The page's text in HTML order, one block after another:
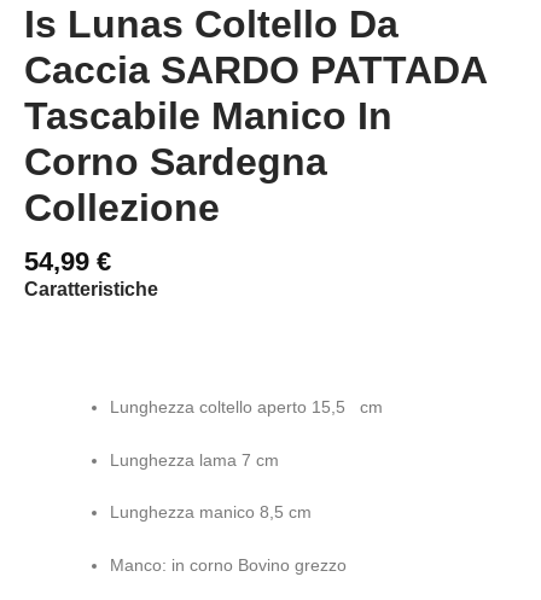
Is Lunas Coltello Da
Caccia SARDO PATTADA
Tascabile Manico In
Corno Sardegna
Collezione
54,99 €
Caratteristiche
Lunghezza coltello aperto 15,5 cm
Lunghezza lama 7 cm
Lunghezza manico 8,5 cm
Manco: in corno Bovino grezzo